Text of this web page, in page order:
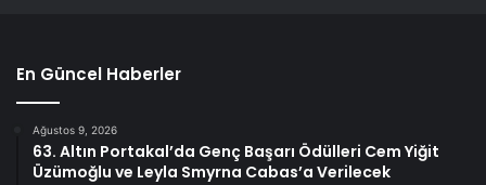
En Güncel Haberler
Ağustos 9, 2026
63. Altın Portakal’da Genç Başarı Ödülleri Cem Yiğit
Üzümoğlu ve Leyla Smyrna Cabas’a Verilecek